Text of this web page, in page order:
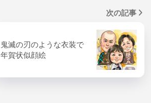
次の記事
鬼滅の刃のような衣装で
年賀状似顔絵